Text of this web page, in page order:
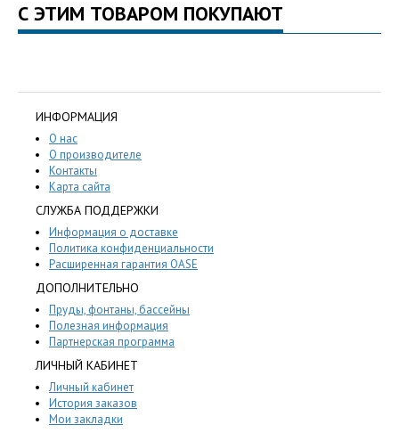
С ЭТИМ ТОВАРОМ ПОКУПАЮТ
ИНФОРМАЦИЯ
О нас
О производителе
Контакты
Карта сайта
СЛУЖБА ПОДДЕРЖКИ
Информация о доставке
Политика конфиденциальности
Расширенная гарантия OASE
ДОПОЛНИТЕЛЬНО
Пруды, фонтаны, бассейны
Полезная информация
Партнерская программа
ЛИЧНЫЙ КАБИНЕТ
Личный кабинет
История заказов
Мои закладки